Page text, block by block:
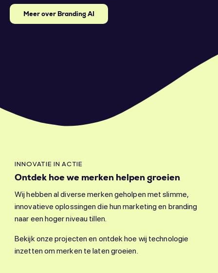
Meer over Branding AI
INNOVATIE IN ACTIE
Ontdek hoe we merken helpen groeien
Wij hebben al diverse merken geholpen met slimme,
innovatieve oplossingen die hun marketing en branding
naar een hoger niveau tillen.
Bekijk onze projecten en ontdek hoe wij technologie
inzetten om merken te laten groeien.